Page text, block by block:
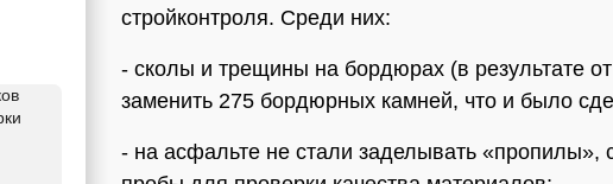
стройконтроля. Среди них:
- сколы и трещины на бордюрах (в результате
заменить 275 бордюрных камней, что и было
- на асфальте не стали заделывать